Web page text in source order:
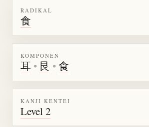
RADIKAL
食
KOMPONEN
耳 • 艮 •食
KANJI KENTEI
Level 2